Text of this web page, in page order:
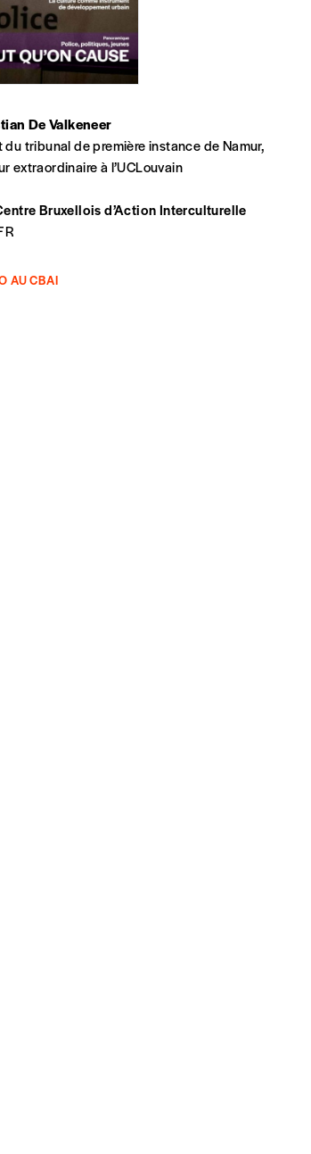
Il marque votre volonté de
De Valkeneer
du tribunal de première instance de Namur,
extraordinaire à l’UCLouvain
Bruxellois d’Action Interculturelle
AU CBAI